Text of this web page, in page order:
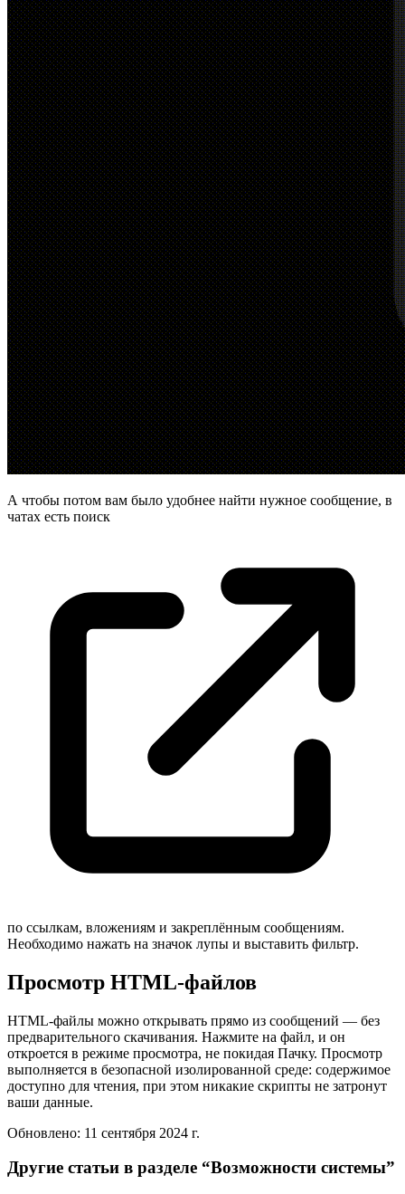
А чтобы потом вам было удобнее найти нужное сообщение, в
чатах есть поиск
по ссылкам, вложениям и закреплённым сообщениям.
Необходимо нажать на значок лупы и выставить фильтр.
Просмотр HTML-файлов
HTML-файлы можно открывать прямо из сообщений — без
предварительного скачивания. Нажмите на файл, и он
откроется в режиме просмотра, не покидая Пачку. Просмотр
выполняется в безопасной изолированной среде: содержимое
доступно для чтения, при этом никакие скрипты не затронут
ваши данные.
Обновлено: 11 сентября 2024 г.
Другие статьи в разделе “Возможности системы”